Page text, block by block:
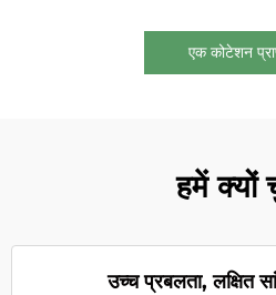
एक कोटेशन
हमें क्यों
उच्च प्रबलता, लक्षित